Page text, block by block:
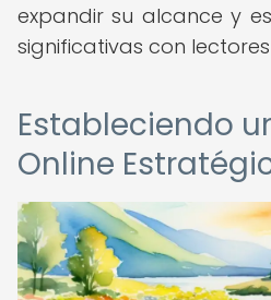
expandir su alcance y
significativas con
Estableciendo
Online